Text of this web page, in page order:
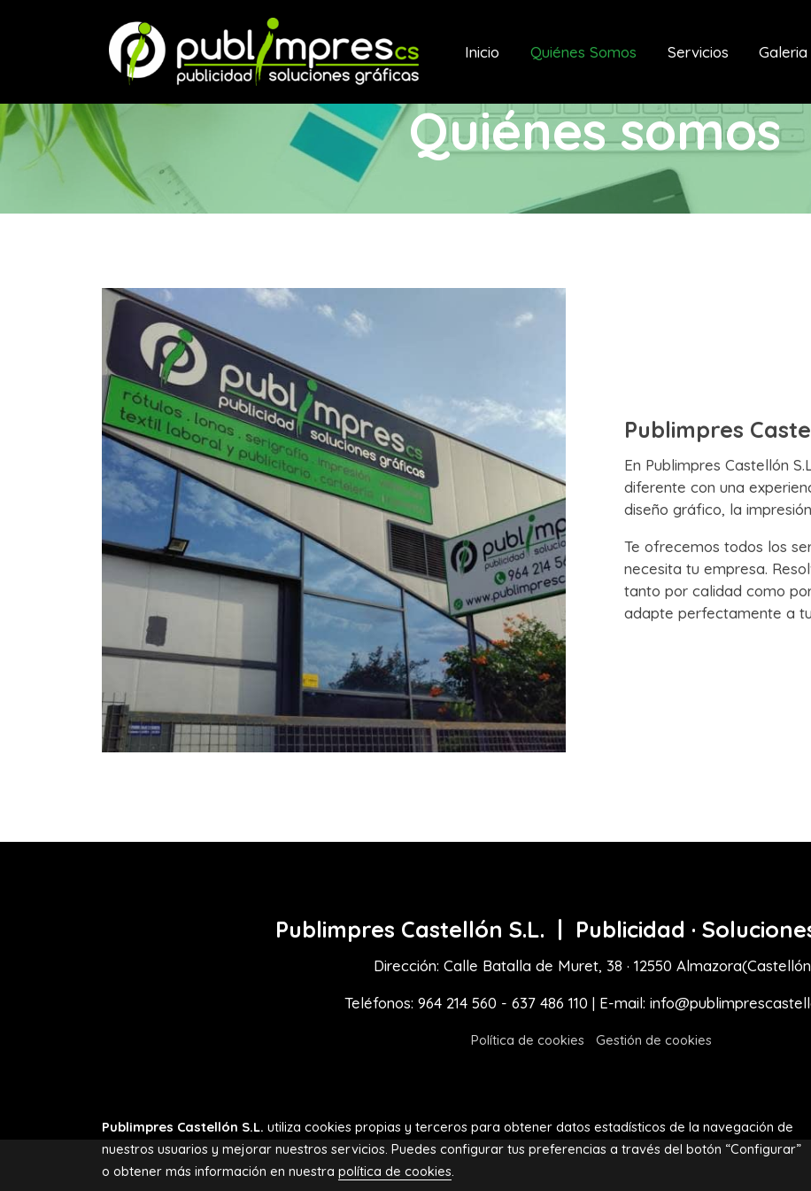
Inicio Quiénes Somos Servicios Galeria
Quiénes somos
Publimpres
En Publimpres Castellón
diferente con una
diseño gráfico, la
Te ofrecemos todos los
necesita tu empresa.
tanto por calidad como
adapte perfectamente a
Publimpres Castellón S.L. | Publicidad ·
Dirección: Calle Batalla de Muret, 38 · 12550
Teléfonos: 964 214 560 - 637 486 110 | E-mail:
Política de cookies Gestión de cookies
Publimpres Castellón S.L. utiliza cookies propias y terceros para obtener datos estadísticos de la navegación de
nuestros usuarios y mejorar nuestros servicios. Puedes configurar tus preferencias a través del botón “Configurar”
o obtener más información en nuestra política de cookies.